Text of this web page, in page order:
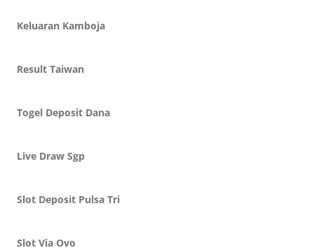
Keluaran Kamboja
Result Taiwan
Togel Deposit Dana
Live Draw Sgp
Slot Deposit Pulsa Tri
Slot Via Ovo